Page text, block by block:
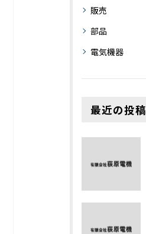
販売
部品
電気機器
最近の投稿